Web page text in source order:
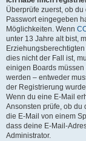
Überprüfe zuerst, ob
Passwort eingegeben
Möglichkeiten. Wenn
unter 13 Jahre alt bist,
dies nicht der Fall ist,
einigen Boards
werden – entweder
der Registrierung
Wenn du eine E-Mail
Ansonsten prüfe, ob du
die E-Mail von einem
dass deine E-Mail-
Administrator.